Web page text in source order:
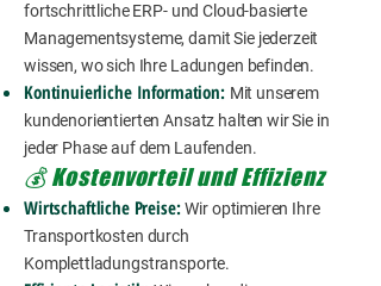
fortschrittliche ERP- und Cloud-basierte
Managementsysteme, damit Sie jederzeit
wissen, wo sich Ihre Ladungen befinden.
Kontinuierliche Information: Mit unserem
kundenorientierten Ansatz halten wir Sie in
jeder Phase auf dem Laufenden.
💰 Kostenvorteil und Effizienz
Wirtschaftliche Preise:Wir optimieren Ihre
Transportkosten durch
Komplettladungstransporte.